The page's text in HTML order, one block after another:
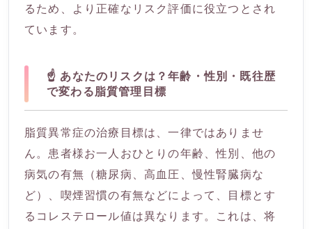
るため、より正確なリスク評価に役立つとされ
ています。
☝️ あなたのリスクは？年齢・性別・既往歴
で変わる脂質管理目標
脂質異常症の治療目標は、一律ではありませ
ん。患者様お一人おひとりの年齢、性別、他の
病気の有無（糖尿病、高血圧、慢性腎臓病な
ど）、喫煙習慣の有無などによって、目標とす
るコレステロール値は異なります。これは、将